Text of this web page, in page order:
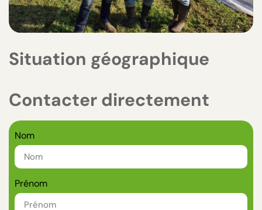
Situation géographique
Contacter directement
Nom
Prénom